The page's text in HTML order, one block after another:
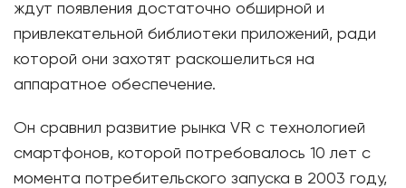
ждут появления достаточно обширной и
привлекательной библиотеки приложений, ради
которой они захотят раскошелиться на
аппаратное обеспечение.
Он сравнил развитие рынка VR с технологией
смартфонов, которой потребовалось 10 лет с
момента потребительского запуска в 2003 году,